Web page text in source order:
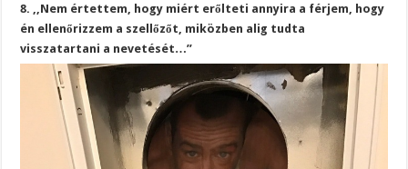
8. ,,Nem értettem, hogy miért erőlteti annyira a férjem, hogy
én ellenőrizzem a szellőzőt, miközben alig tudta
visszatartani a nevetését…”